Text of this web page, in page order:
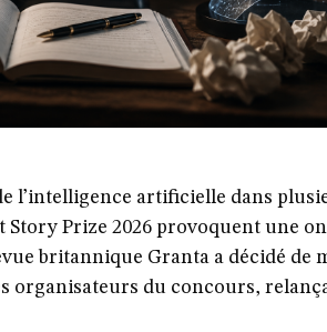
l’intelligence artificielle dans
Prize 2026 provoquent une
britannique Granta a décidé de
organisateurs du concours,